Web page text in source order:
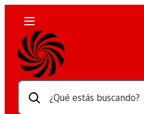
¿Qué estás buscando?